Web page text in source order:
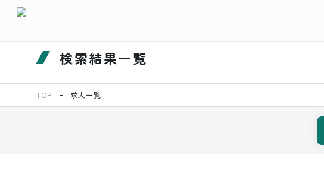
検索結果一覧
TOP 求人一覧